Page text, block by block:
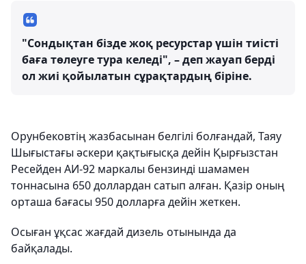
"Сондықтан бізде жоқ ресурстар үшін тиісті
баға төлеуге тура келеді", – деп жауап берді
ол жиі қойылатын сұрақтардың біріне.
Орунбековтің жазбасынан белгілі болғандай, Таяу
Шығыстағы әскери қақтығысқа дейін Қырғызстан
Ресейден АИ-92 маркалы бензинді шамамен
тоннасына 650 доллардан сатып алған. Қазір оның
орташа бағасы 950 долларға дейін жеткен.
Осыған ұқсас жағдай дизель отынында да
байқалады.